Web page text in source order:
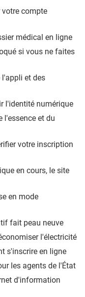
votre compte
médical en ligne
si vous ne faites
l'appli et des
l'identité numérique
l'essence et du
votre inscription
en cours, le site
en mode
fait peau neuve
l'électricité
s'inscrire en ligne
les agents de l'État
d'information